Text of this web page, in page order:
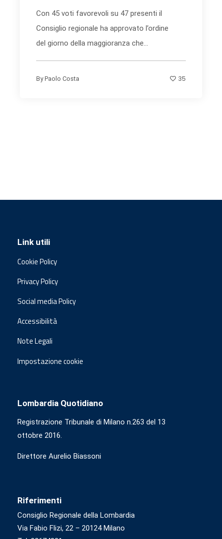
Con 45 voti favorevoli su 47 presenti il
Consiglio regionale ha approvato l’ordine
del giorno della maggioranza che...
ByPaolo Costa 35
Link utili
Cookie Policy
Privacy Policy
Social media Policy
Accessibilità
Note Legali
Impostazione cookie
Lombardia Quotidiano
Registrazione Tribunale di Milano n.263 del 13
ottobre 2016.
Direttore Aurelio Biassoni
Riferimenti
Consiglio Regionale della Lombardia
Via Fabio Flizi, 22 – 20124 Milano